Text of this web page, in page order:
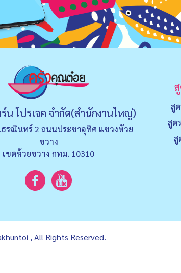
น โปรเจค จำกัด(สำนักงานใหญ่)
ธรณินทร์ 2 ถนนประชาอุทิศ แขวงหัวย
ขวาง
เขตห้วยขวาง กทม. 10310
สู
สูต
สู
, All Rights Reserved.